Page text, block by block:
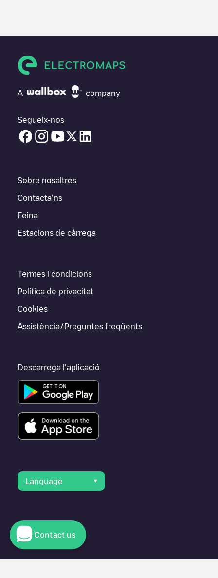
A company
Segueix-nos
Sobre nosaltres
Contacta'ns
Feina
Estacions de càrrega
Termes i condicions
Política de privacitat
Cookies
Assistència/Preguntes freqüents
Descarrega l'aplicació
Language
© 2023 Electromaps
Contact us